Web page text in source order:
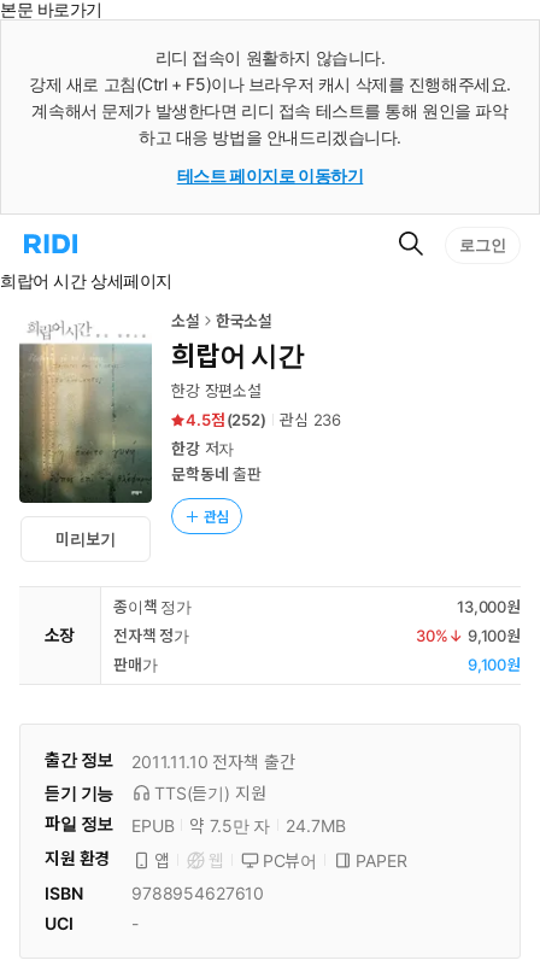
본문 바로가기
리디 접속이 원활하지 않습니다.
강제 새로 고침(Ctrl + F5)이나 브라우저 캐시 삭제를 진행해주세요.
계속해서 문제가 발생한다면 리디 접속 테스트를 통해 원인을 파악
하고 대응 방법을 안내드리겠습니다.
테스트 페이지로 이동하기
리
홈
로
이
동
검
로그인
희랍어 시간 상세페이지
미리보기
소설 한국소설
희랍어 시간
한강 장편소설
4.5
(252) 관심 236
한강저자
문학동네 출판
관심
소장
종이책 정가
13,000원
전자책 정가
30%↓ 9,100원
판매가
9,100원
출간 정보 2011.11.10 전자책 출간
듣기 기능
TTS(듣기) 지원
파일 정보
EPUB 약 7.5만 자
24.7MB
지원 환경
앱 웹 PC뷰어
PAPER
ISBN
9788954627610
UCI
-